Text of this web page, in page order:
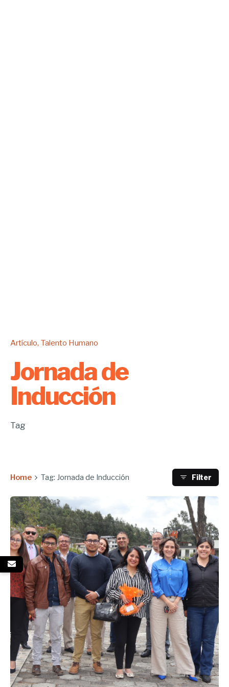
Artículo Talento Humano
Jornada de
Inducción
Tag
Home Tag: Jornada de Inducción Filter
Enviado por